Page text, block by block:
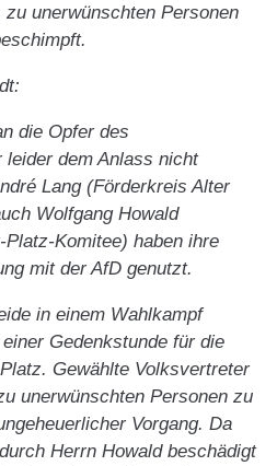
unerwünschten Personen
die Opfer des
dem Anlass nicht
Lang (Förderkreis Alter
Wolfgang Howald
Komitee) haben ihre
mit der AfD genutzt.
in einem Wahlkampf
Gedenkstunde für die
Gewählte Volksvertreter
unerwünschten Personen zu
Vorgang. Da
Herrn Howald beschädigt